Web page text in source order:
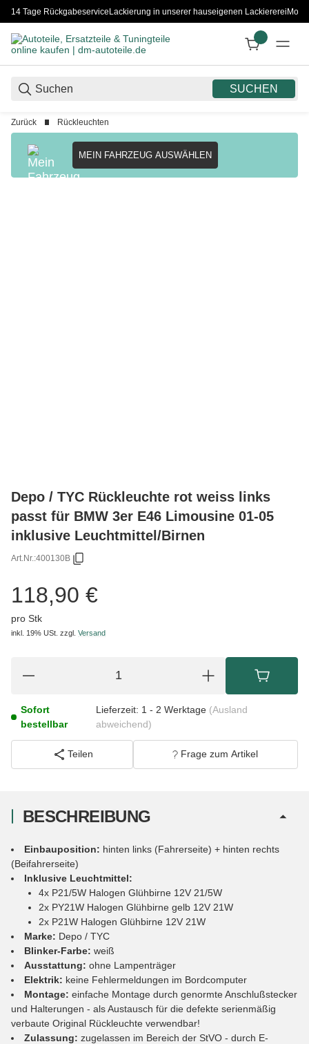
14 Tage RückgabeserviceLackierung in unserer hauseigenen Lackiererei
SUCHEN
Zurück Rückleuchten
MEIN FAHRZEUG AUSWÄHLEN
Depo / TYC Rückleuchte rot weiss links
passt für BMW 3er E46 Limousine 01-05
inklusive Leuchtmittel/Birnen
Art.Nr.:400130B
118,90 €
pro Stk
inkl. 19% USt. zzgl. Versand
Sofort
bestellbar
Lieferzeit: 1 - 2 Werktage (Ausland
abweichend)
Teilen Frage zum Artikel
BESCHREIBUNG
Einbauposition: hinten links (Fahrerseite) + hinten rechts
(Beifahrerseite)
Inklusive Leuchtmittel:
4x P21/5W Halogen Glühbirne 12V 21/5W
2x PY21W Halogen Glühbirne gelb 12V 21W
2x P21W Halogen Glühbirne 12V 21W
Marke: Depo / TYC
Blinker-Farbe: weiß
Ausstattung: ohne Lampenträger
Elektrik: keine Fehlermeldungen im Bordcomputer
Montage: einfache Montage durch genormte Anschlußstecker
und Halterungen - als Austausch für die defekte serienmäßig
verbaute Original Rückleuchte verwendbar!
Zulassung: zugelassen im Bereich der StVO - durch E-